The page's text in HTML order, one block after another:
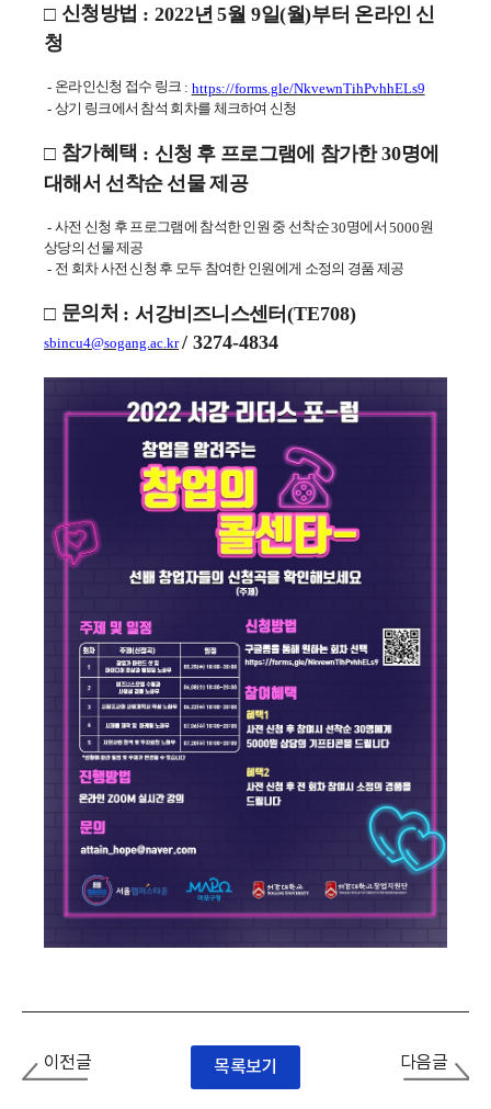
□ 신청방법 : 2022년5월 9일(월)부터 온라인 신
청
- 온라인신청 접수 링크 : https://forms.gle/NkvewnTihPvhhELs9
- 상기 링크에서 참석 회차를 체크하여 신청
□ 참가혜택 : 신청 후 프로그램에 참가한30명에
대해서 선착순 선물 제공
- 사전 신청 후 프로그램에 참석한 인원 중 선착순30명에서5000원
상당의 선물 제공
- 전 회차 사전 신청 후 모두 참여한 인원에게 소정의 경품 제공
□ 문의처 :서강비즈니스센터 (TE708)
sbincu4@sogang.ac.kr / 3274-4834
이전글 목록보기 다음글